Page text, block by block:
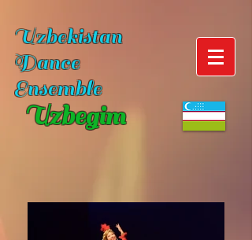
Uzbekistan
Dance
Ensemble
Uzbegim